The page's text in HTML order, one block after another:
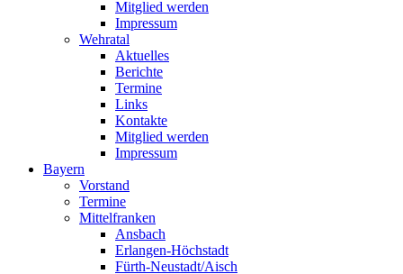
Mitglied werden
Impressum
Wehratal
Aktuelles
Berichte
Termine
Links
Kontakte
Mitglied werden
Impressum
Bayern
Vorstand
Termine
Mittelfranken
Ansbach
Erlangen-Höchstadt
Fürth-Neustadt/Aisch